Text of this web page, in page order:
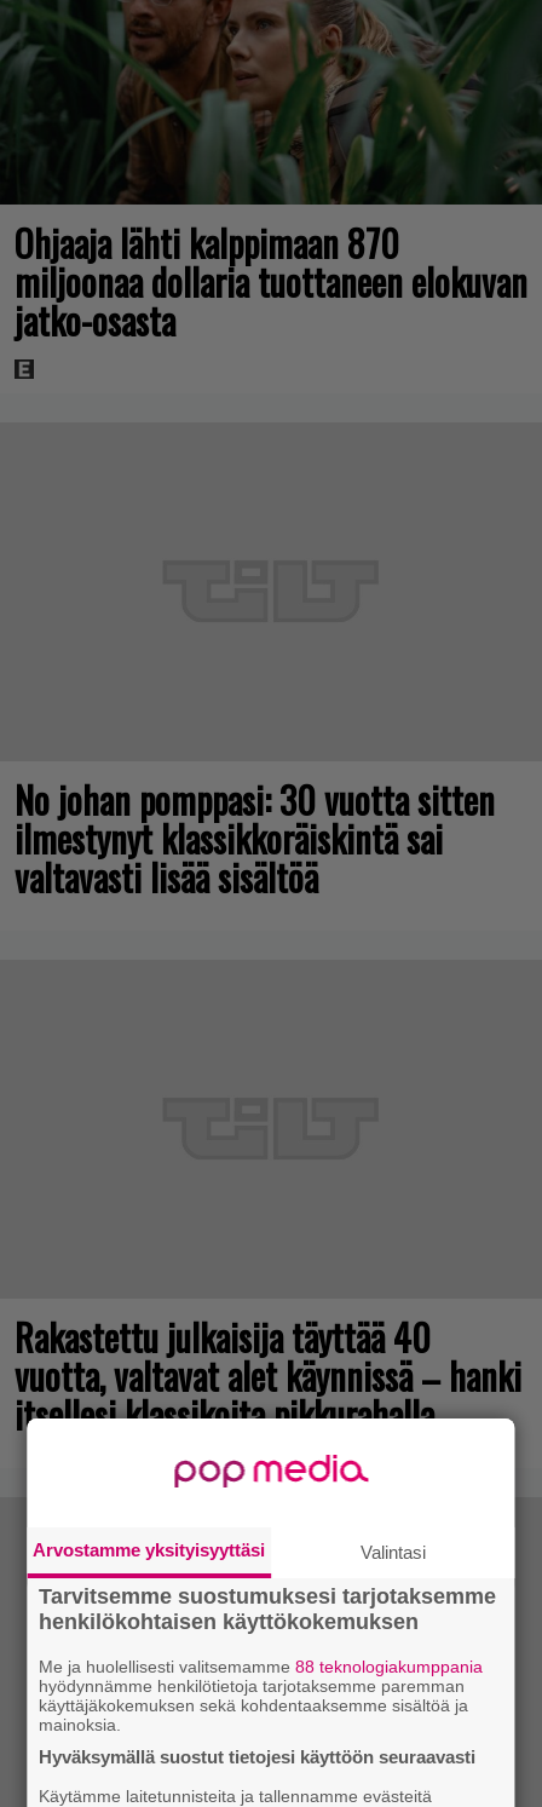
Ohjaaja lähti kalppimaan 870
miljoonaa dollaria tuottaneen elokuvan
jatko-osasta
No johan pomppasi: 30 vuotta sitten
ilmestynyt klassikkoräiskintä sai
valtavasti lisää sisältöä
Rakastettu julkaisija täyttää 40
vuotta, valtavat alet käynnissä – hanki
itsellesi klassikoita pikkurahalla
Arvostamme yksityisyyttäsi Valintasi
Tarvitsemme suostumuksesi tarjotaksemme
henkilökohtaisen käyttökokemuksen
Me ja huolellisesti valitsemamme88 teknologiakumppania
hyödynnämme henkilötietoja tarjotaksemme paremman
käyttäjäkokemuksen sekä kohdentaaksemme sisältöä ja
mainoksia.
Hyväksymällä suostut tietojesi käyttöön seuraavasti
Käytämme laitetunnisteita ja tallennamme evästeitä